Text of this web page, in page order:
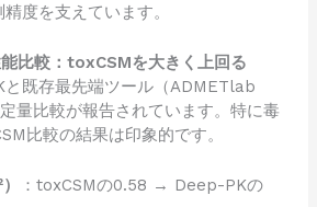
度を支えています。
比較：toxCSMを大きく上回る
既存最先端ツール（ADMETlab
量比較が報告されています。特に毒
比較の結果は印象的です。
：toxCSMの0.58 → Deep-PKの